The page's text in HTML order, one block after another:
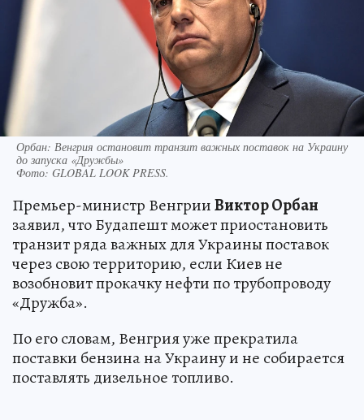
Орбан: Венгрия остановит транзит важных поставок на Украину
до запуска «Дружбы»
Фото: GLOBAL LOOK PRESS.
Премьер-министр ВенгрииВиктор Орбан
заявил, что Будапешт может приостановить
транзит ряда важных для Украины поставок
через свою территорию, если Киев не
возобновит прокачку нефти по трубопроводу
«Дружба».
По его словам, Венгрия уже прекратила
поставки бензина на Украину и не собирается
поставлять дизельное топливо.